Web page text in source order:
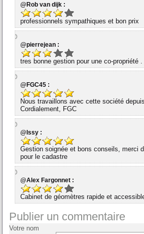
@Rob van dijk :
professionnels sympathiques et bon prix
@pierrejean :
tres bonne gestion pour une co-propriété .
@FGC45 :
Nous travaillons avec cette société
Cordialement, FGC
@Issy :
Gestion soignée et bons conseils, merci
pour le cadastre
@Alex Fargonnet :
Cabinet de géomètres rapide et
Publier un commentaire
Votre nom